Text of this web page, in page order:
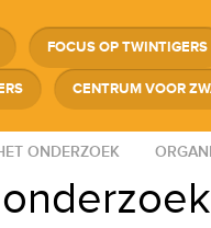
FOCUS OP TWINTIGERS
CENTRUM VOOR
ONDERZOEK